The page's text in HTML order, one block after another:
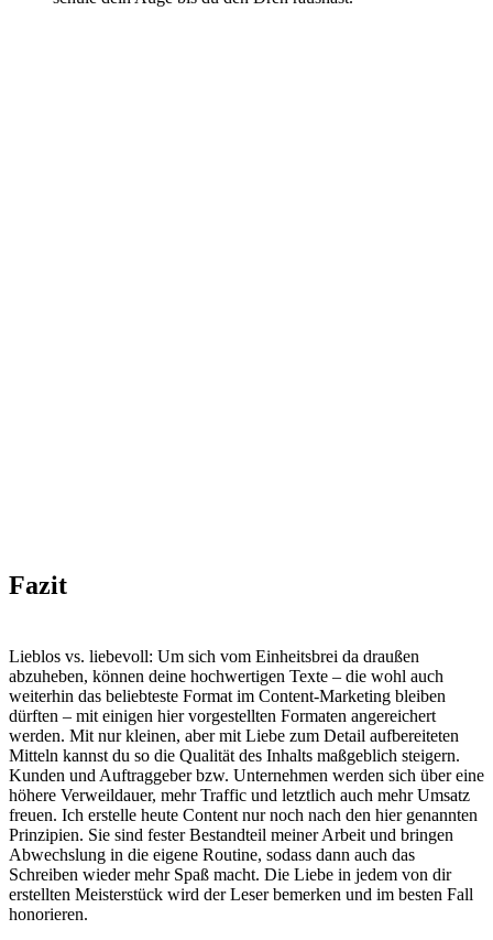
Fazit
Lieblos vs. liebevoll: Um sich vom Einheitsbrei da draußen
abzuheben, können deine hochwertigen Texte – die wohl auch
weiterhin das beliebteste Format im Content-Marketing bleiben
dürften – mit einigen hier vorgestellten Formaten angereichert
werden. Mit nur kleinen, aber mit Liebe zum Detail aufbereiteten
Mitteln kannst du so die Qualität des Inhalts maßgeblich steigern.
Kunden und Auftraggeber bzw. Unternehmen werden sich über eine
höhere Verweildauer, mehr Traffic und letztlich auch mehr Umsatz
freuen. Ich erstelle heute Content nur noch nach den hier genannten
Prinzipien. Sie sind fester Bestandteil meiner Arbeit und bringen
Abwechslung in die eigene Routine, sodass dann auch das
Schreiben wieder mehr Spaß macht. Die Liebe in jedem von dir
erstellten Meisterstück wird der Leser bemerken und im besten Fall
honorieren.